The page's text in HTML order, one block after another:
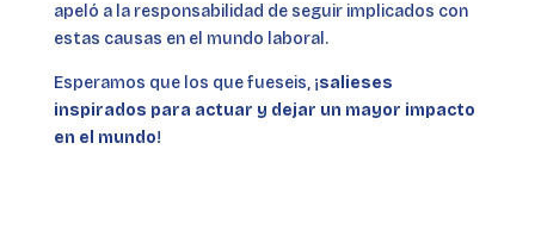
apeló a la responsabilidad de seguir implicados con
estas causas en el mundo laboral.
Esperamos que los que fueseis, ¡salieses
inspirados para actuar y dejar un mayor impacto
en el mundo!